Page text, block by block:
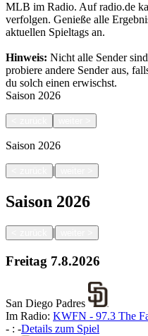
MLB im Radio. Auf radio.de
verfolgen. Genieße alle
aktuellen Spieltags an.
Hinweis: Nicht alle Sender
probiere andere Sender aus,
du solch einen erwischst.
Saison 2026
Saison 2026
|
Saison 2026
|
Freitag 7.8.2026
San Diego Padres
Im Radio: KWFN - 97.3 The
- : -Details zum Spiel